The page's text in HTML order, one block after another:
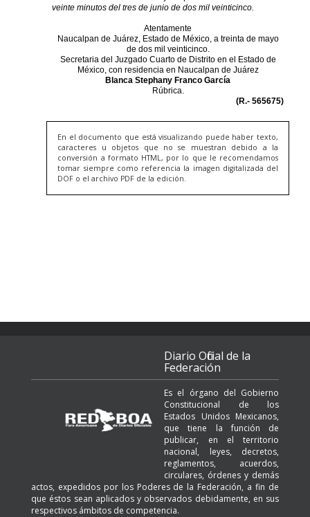
En el documento que está visualizando puede haber texto,
caracteres u objetos que no se muestran debido a la
conversión a formato HTML, por lo que le recomendamos
tomar siempre como referencia la imagen digitalizada del
DOF o el archivo PDF de la edición.
Diario Oficial de la
Federación
Es el órgano del Gobierno
Constitucional de los
Estados Unidos Mexicanos,
que tiene la función de
publicar, en el territorio
nacional, leyes, decretos,
reglamentos, acuerdos,
circulares, órdenes y demás
actos, expedidos por los Poderes de la Federación, a fin de
que éstos sean aplicados y observados debidamente, en sus
respectivos ámbitos de competencia.